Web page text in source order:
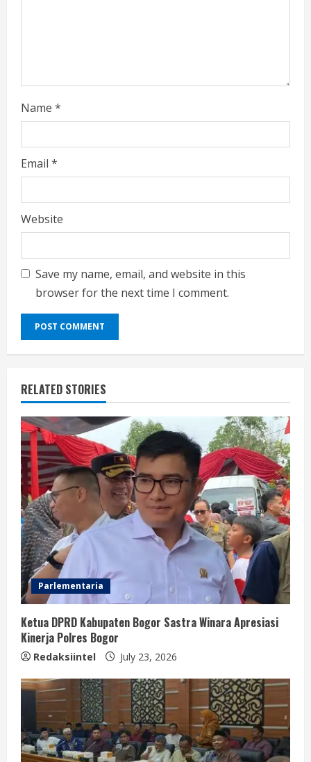
Name *
Email *
Website
Save my name, email, and website in this
browser for the next time I comment.
RELATED STORIES
Parlementaria
Ketua DPRD Kabupaten Bogor Sastra Winara Apresiasi
Kinerja Polres Bogor
Redaksiintel July 23, 2026